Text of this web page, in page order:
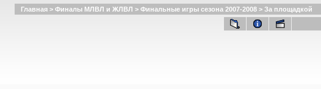
Главная > Финалы МЛВЛ и ЖЛВЛ > Финальные игры сезона 2007-2008 > За площадкой